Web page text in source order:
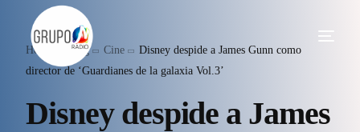
Home Blog Cine
Disney despide a James Gunn como
director de ‘Guardianes de la galaxia Vol.3’
Disney despide a James